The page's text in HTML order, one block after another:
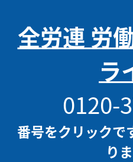
全労連 労
ラ
0120-
番号をクリックで
り